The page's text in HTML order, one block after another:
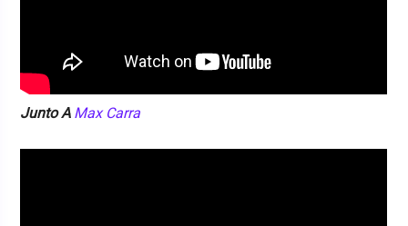
Junto A Max Carra